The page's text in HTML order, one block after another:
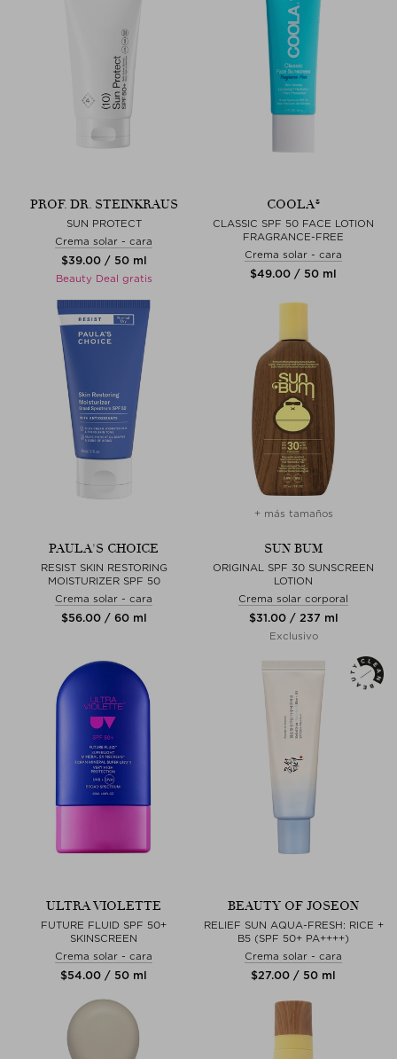
PROF. DR. STEINKRAUS
SUN PROTECT
Crema solar - cara
$‌39.00 / 50 ml
Beauty Deal gratis
COOLA®
CLASSIC SPF 50 FACE LOTION
FRAGRANCE-FREE
Crema solar - cara
$‌49.00 / 50 ml
PAULA'S CHOICE
RESIST SKIN RESTORING
MOISTURIZER SPF 50
Crema solar - cara
$‌56.00 / 60 ml
+ más tamaños
SUN BUM
ORIGINAL SPF 30 SUNSCREEN
LOTION
Crema solar corporal
$‌31.00 / 237 ml
Exclusivo
ULTRA VIOLETTE
FUTURE FLUID SPF 50+
SKINSCREEN
Crema solar - cara
$‌54.00 / 50 ml
BEAUTY OF JOSEON
RELIEF SUN AQUA-FRESH: RICE +
B5 (SPF 50+ PA++++)
Crema solar - cara
$‌27.00 / 50 ml